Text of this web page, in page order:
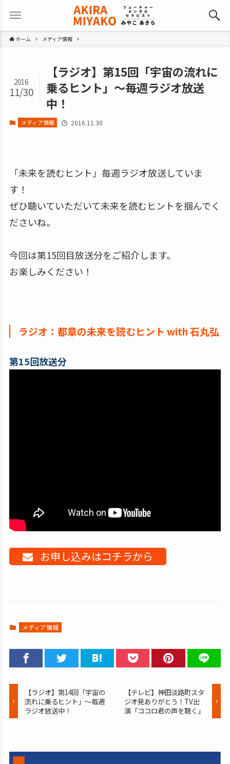
ホーム メディア情報
【ラジオ】第15回「宇宙の流れに
乗るヒント」～毎週ラジオ放送
中！
2016
11/30
メディア情報 2016.11.30
「未来を読むヒント」毎週ラジオ放送していま
す！
ぜひ聴いていただいて未来を読むヒントを掴んでく
ださいね。
今回は第15回目放送分をご紹介します。
お楽しみください！
ラジオ：都章の未来を読むヒント with 石丸弘
第15回放送分
お申し込みはコチラから
メディア情報
【ラジオ】第14回「宇宙の
流れに乗るヒント」～毎週
ラジオ放送中！
【テレビ】神田淡路町スタ
ジオ発ありがとう！TV出
演「ココロ君の声を聴く」